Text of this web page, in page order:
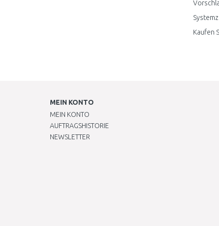
Kaufen
MEIN KONTO
MEIN KONTO
AUFTRAGSHISTORIE
NEWSLETTER